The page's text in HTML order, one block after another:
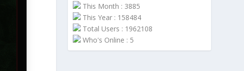
This Month : 3885
This Year : 158484
Total Users : 1962108
Who's Online : 5